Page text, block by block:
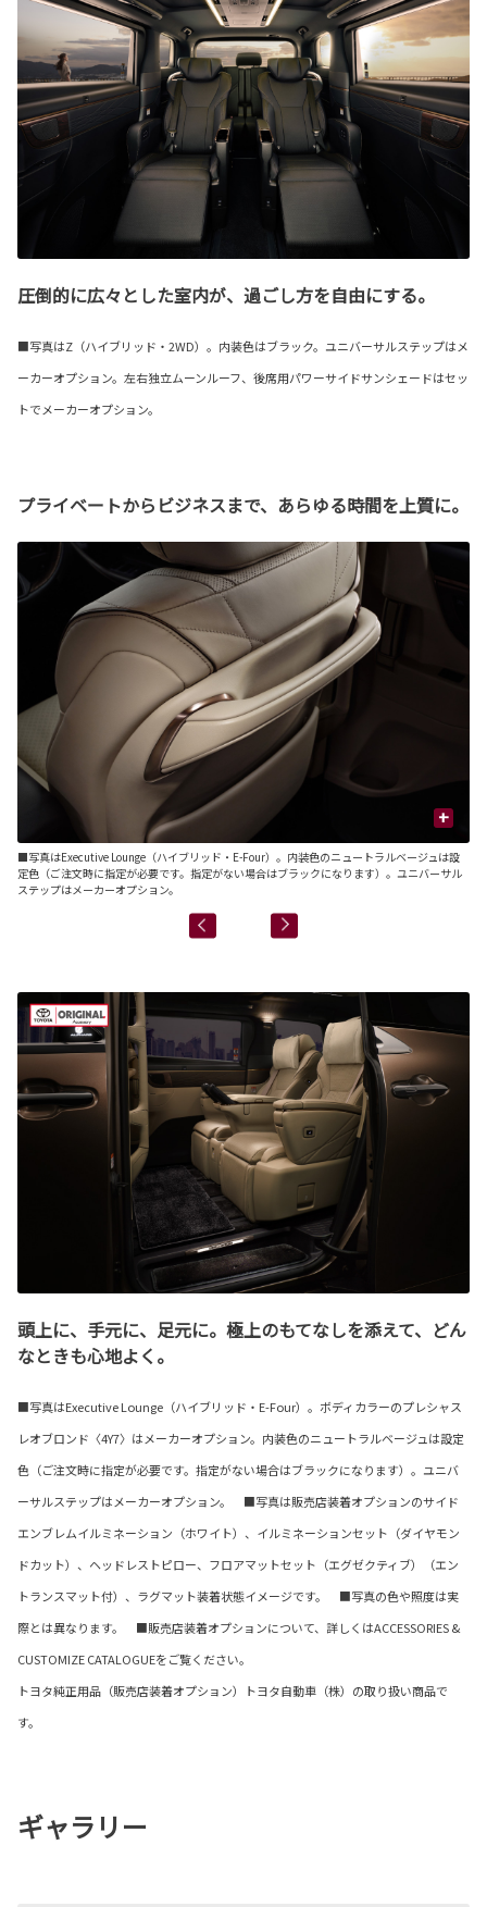
圧倒的に広々とした室内が、過ごし方を自由にする。
■写真はZ（ハイブリッド・2WD）。内装色はブラック。ユニバーサルステップはメ
ーカーオプション。左右独立ムーンルーフ、後席用パワーサイドサンシェードはセッ
トでメーカーオプション。
プライベートからビジネスまで、あらゆる時間を上質に。
+
■写真はExecutive Lounge（ハイブリッド・E-Four）。内装色のニュートラルベージュは設
定色（ご注文時に指定が必要です。指定がない場合はブラックになります）。ユニバーサル
ステップはメーカーオプション。
頭上に、手元に、足元に。極上のもてなしを添えて、どん
なときも心地よく。
■写真はExecutive Lounge（ハイブリッド・E-Four）。ボディカラーのプレシャス
レオブロンド〈4Y7〉はメーカーオプション。内装色のニュートラルベージュは設定
色（ご注文時に指定が必要です。指定がない場合はブラックになります）。ユニバ
ーサルステップはメーカーオプション。 ■写真は販売店装着オプションのサイド
エンブレムイルミネーション（ホワイト）、イルミネーションセット（ダイヤモン
ドカット）、ヘッドレストピロー、フロアマットセット（エグゼクティブ）（エン
トランスマット付）、ラグマット装着状態イメージです。 ■写真の色や照度は実
際とは異なります。 ■販売店装着オプションについて、詳しくはACCESSORIES &
CUSTOMIZE CATALOGUEをご覧ください。
トヨタ純正用品（販売店装着オプション）トヨタ自動車（株）の取り扱い商品で
す。
ギャラリー